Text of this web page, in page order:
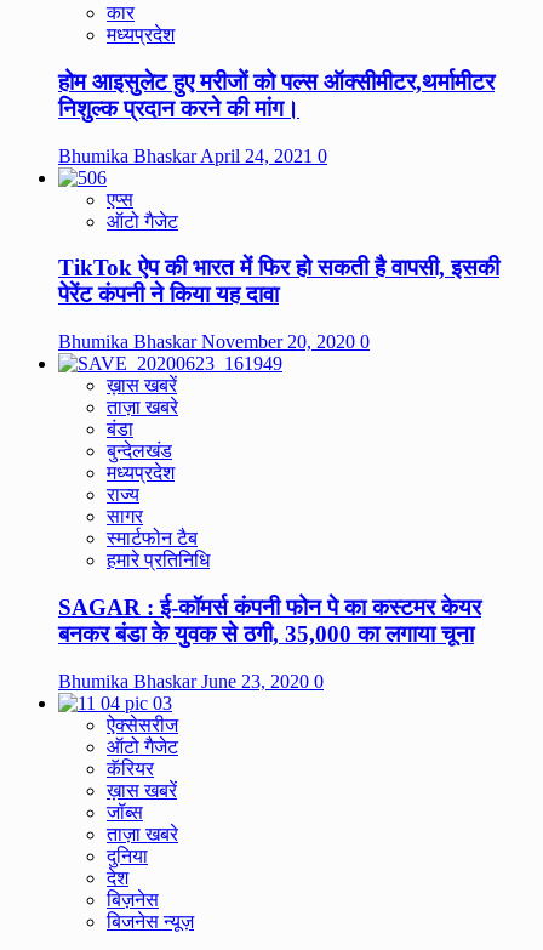
कार
मध्यप्रदेश
होम आइसुलेट हुए मरीजों को पल्स ऑक्सीमीटर,थर्मामीटर
निशुल्क प्रदान करने की मांग।
Bhumika BhaskarApril 24, 2021 0
एप्स
ऑटो गैजेट
TikTok ऐप की भारत में फिर हो सकती है वापसी, इसकी
पेरेंट कंपनी ने किया यह दावा
Bhumika BhaskarNovember 20, 2020 0
ख़ास खबरें
ताज़ा खबरे
बंडा
बुन्देलखंड
मध्यप्रदेश
राज्य
सागर
स्मार्टफोन टैब
हमारे प्रतिनिधि
SAGAR : ई-कॉमर्स कंपनी फोन पे का कस्टमर केयर
बनकर बंडा के युवक से ठगी, 35,000 का लगाया चूना
Bhumika BhaskarJune 23, 2020 0
ऐक्सेसरीज
ऑटो गैजेट
कॅरियर
ख़ास खबरें
जॉब्स
ताज़ा खबरे
दुनिया
देश
बिज़नेस
बिजनेस न्यूज़